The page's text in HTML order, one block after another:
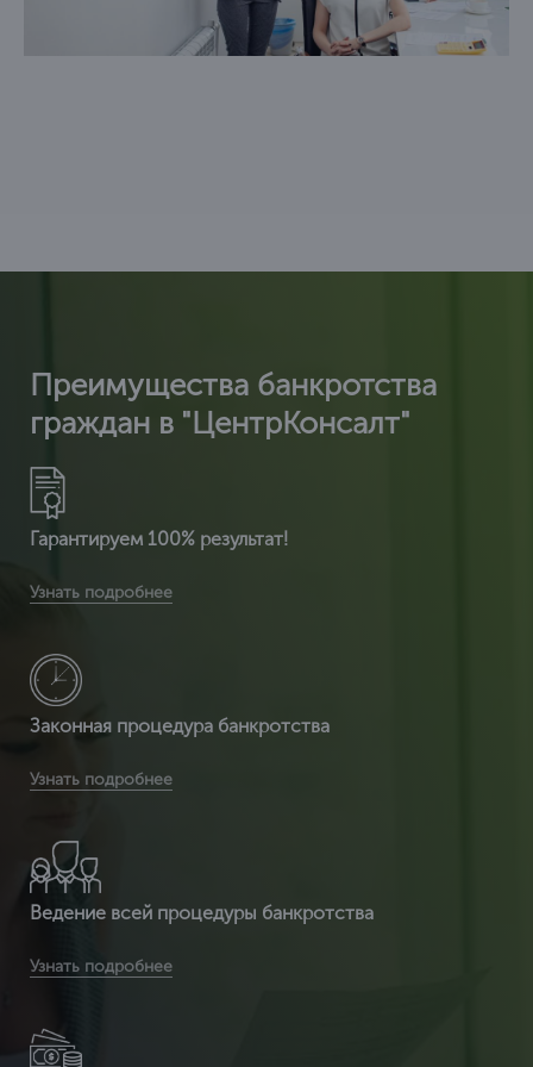
Преимущества банкротства
граждан в "ЦентрКонсалт"
Гарантируем 100% результат!
сертификат ИСО 14001 + расширенный сертификат по
Узнать подробнее
Законная процедура банкротства
являемся сертификационным центром и делаем
Узнать подробнее
Ведение всей процедуры банкротства
14001 от 2 часов
Узнать подробнее